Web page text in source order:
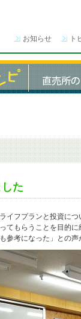
お知らせ ト
た
イフプランと投資に
てもらうことを目的
参考になった」との